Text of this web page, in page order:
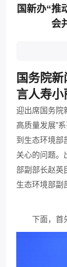
国新办“推
会
国务院
言人寿小
迎出席国务院
高质量发展”
到生态环境部
关心的问题。
部副部长赵英
生态环境部副
下面，首先